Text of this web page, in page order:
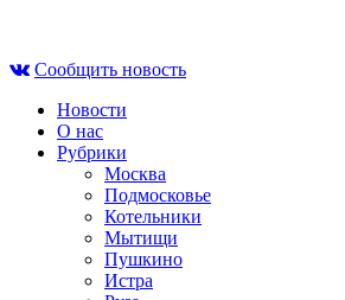
contentСообщить новость
Новости
О нас
Рубрики
Москва
Подмосковье
Котельники
Мытищи
Пушкино
Истра